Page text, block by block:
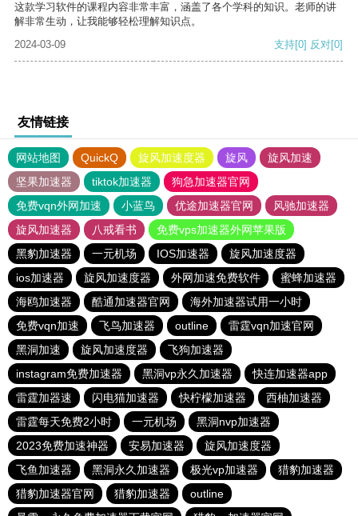
这款学习软件的课程内容非常丰富，涵盖了各个学科的知识。老师的讲
解非常生动，让我能够轻松理解知识点。
2024-03-09
支持[0] 反对[0]
友情链接
网站地图 QuickQ 旋风加速度器 旋风
旋风加速
坚果加速器
tiktok加速器
狗急加速器官网
免费vqn外网加速
小蓝鸟 优途加速器官网
风驰加速器
旋风加速器
八戒看书
免费vps加速器外网苹果版
黑豹加速器
一元机场 IOS加速器
旋风加速度器
ios加速器
旋风加速度器 外网加速免费软件
蜜蜂加速器
海鸥加速器
酷通加速器官网
海外加速器试用一小时
免费vqn加速
飞鸟加速器 outline
雷霆vqn加速官网
黑洞加速
旋风加速度器
飞狗加速器
instagram免费加速器
黑洞vp永久加速器
快连加速器app
雷霆加器速
闪电猫加速器 快柠檬加速器
西柚加速器
雷霆每天免费2小时
一元机场
黑洞nvp加速器
2023免费加速神器
安易加速器
旋风加速度器
飞鱼加速器
黑洞永久加速器 极光vp加速器
猎豹加速器
猎豹加速器官网
猎豹加速器
outline